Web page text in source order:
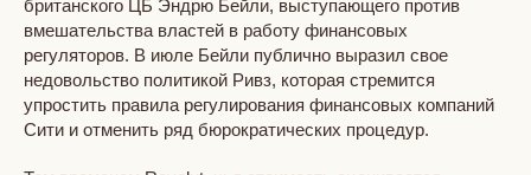
британского ЦБ Эндрю Бейли, выступающего против
вмешательства властей в работу финансовых
регуляторов. В июле Бейли публично выразил свое
недовольство политикой Ривз, которая стремится
упростить правила регулирования финансовых компаний
Сити и отменить ряд бюрократических процедур.